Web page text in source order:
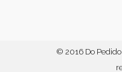
© 2016 Do